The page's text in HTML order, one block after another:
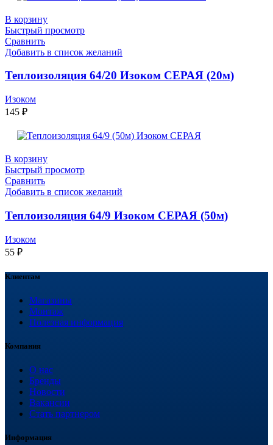
В корзину
Быстрый просмотр
Сравнить
Добавить в список желаний
Теплоизоляция 64/20 Изоком СЕРАЯ (20м)
Изоком
145 ₽
В корзину
Быстрый просмотр
Сравнить
Добавить в список желаний
Теплоизоляция 64/9 Изоком СЕРАЯ (50м)
Изоком
55 ₽
Клиентам
Магазины
Монтаж
Полезная информация
Компания
О нас
Бренды
Новости
Вакансии
Стать партнером
Информация